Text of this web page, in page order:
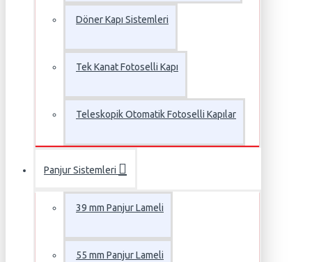
Döner Kapı Sistemleri
Tek Kanat Fotoselli Kapı
Teleskopik Otomatik Fotoselli Kapılar
Panjur Sistemleri
39 mm Panjur Lameli
55 mm Panjur Lameli